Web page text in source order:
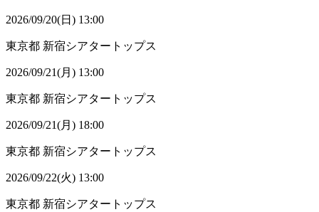
2026/09/20(日) 13:00
東京都 新宿シアタートップス
2026/09/21(月) 13:00
東京都 新宿シアタートップス
2026/09/21(月) 18:00
東京都 新宿シアタートップス
2026/09/22(火) 13:00
東京都 新宿シアタートップス